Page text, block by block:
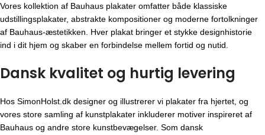
Vores kollektion af Bauhaus plakater omfatter både klassiske
udstillingsplakater, abstrakte kompositioner og moderne fortolkninger
af Bauhaus-æstetikken. Hver plakat bringer et stykke designhistorie
ind i dit hjem og skaber en forbindelse mellem fortid og nutid.
Dansk kvalitet og hurtig levering
Hos SimonHolst.dk designer og illustrerer vi plakater fra hjertet, og
vores store samling af kunstplakater inkluderer motiver inspireret af
Bauhaus og andre store kunstbevægelser. Som dansk